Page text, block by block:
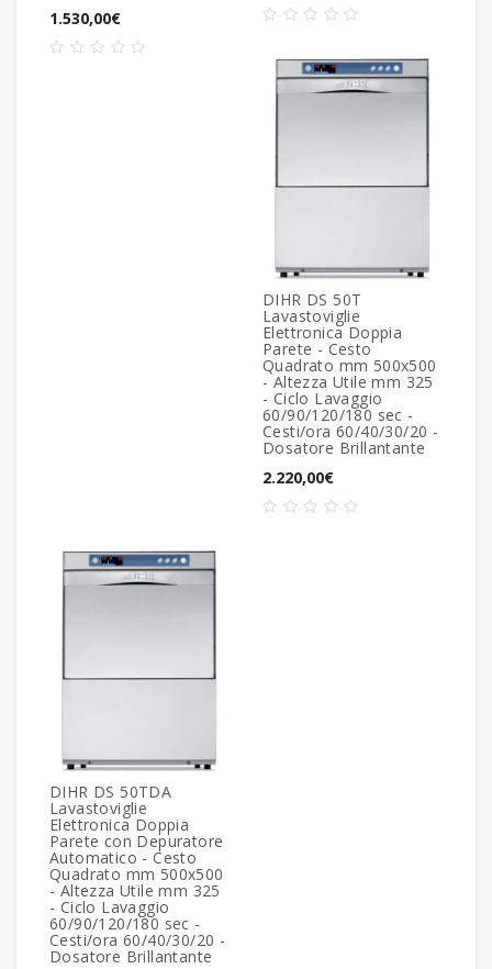
1.530,00€
DIHR DS 50T
Lavastoviglie
Elettronica Doppia
Parete - Cesto
Quadrato mm 500x500
- Altezza Utile mm 325
- Ciclo Lavaggio
60/90/120/180 sec -
Cesti/ora 60/40/30/20 -
Dosatore Brillantante
2.220,00€
DIHR DS 50TDA
Lavastoviglie
Elettronica Doppia
Parete con Depuratore
Automatico - Cesto
Quadrato mm 500x500
- Altezza Utile mm 325
- Ciclo Lavaggio
60/90/120/180 sec -
Cesti/ora 60/40/30/20 -
Dosatore Brillantante